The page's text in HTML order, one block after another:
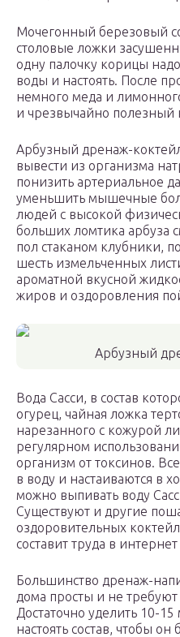
Мочегонный березовый
столовые ложки
одну палочку корицы
воды и настоять. После
немного меда и
и чрезвычайно полезный
Арбузный дренаж-
вывести из организма
понизить артериальное
уменьшить мышечные
людей с высокой
больших ломтика арбуза
пол стаканом клубники,
шесть измельченных
ароматной вкусной
жиров и оздоровления
Арбузный
Вода Сасси, в состав
огурец, чайная ложка
нарезанного с кожурой
регулярном
организм от токсинов.
в воду и настаиваются в
можно выпивать воду
Существуют и другие
оздоровительных
составит труда в интернет
Большинство дренаж-
дома просты и не
Достаточно уделить 10-
настоять состав, чтобы